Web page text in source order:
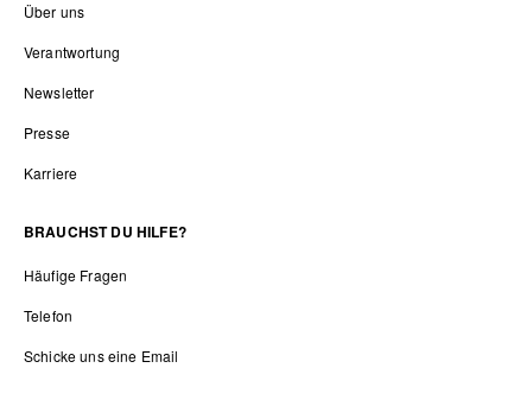
Über uns
Verantwortung
Newsletter
Presse
Karriere
BRAUCHST DU HILFE?
Häufige Fragen
Telefon
Schicke uns eine Email